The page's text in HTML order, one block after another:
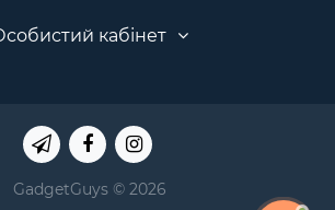
кабінет
GadgetGuys © 2026